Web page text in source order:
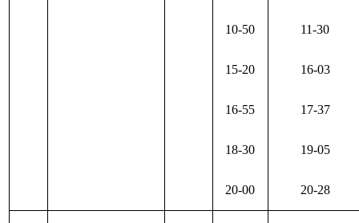
10-50 11-30
15-20 16-03
16-55 17-37
18-30 19-05
20-00 20-28